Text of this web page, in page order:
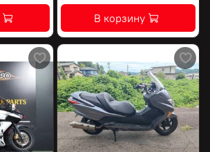
В корзину